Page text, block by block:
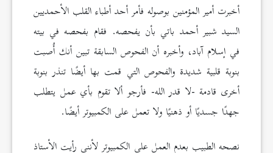
أخبرت أمير المؤمنين بوصوله فأمر أحد أطباء القلب الأحمديين
السيد شبير أحمد باتي بأن يفحصه. فقام بفحصه في بيته
في إسلام آباد، وأخبره أن الفحوص السابقة تبين أنك أُصبت
بنوبة قلبية شديدة والفحوص التي قمت بها أيضًا تنذر بنوبة
أخرى قادمة -لا قدر الله- فأرجو ألا تقوم بأي عمل يتطلب
جهدًا جسديًا أو ذهنيًا ولا تعمل على الكمبيوتر أيضًا.
نصحه الطبيب بعدم العمل على الكمبيوتر لأنني رأيت الأستاذ